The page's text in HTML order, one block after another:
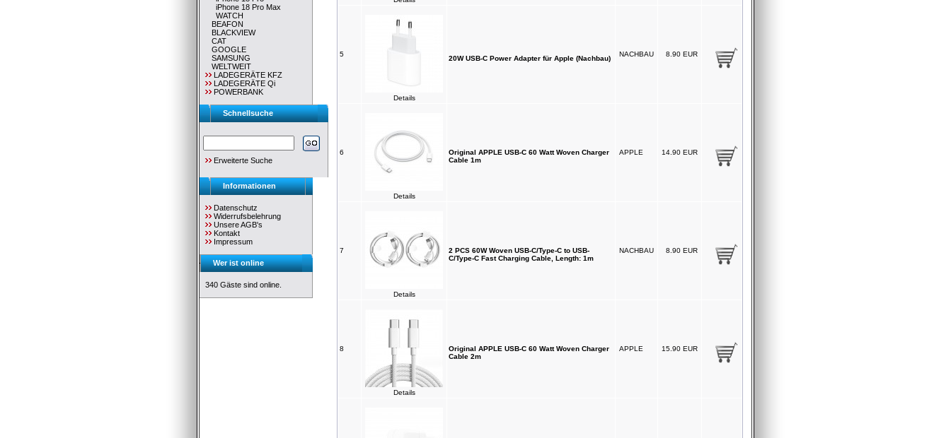
iPhone 18 Pro Max
WATCH
BEAFON
BLACKVIEW
CAT
GOOGLE
SAMSUNG
WELTWEIT
LADEGERÄTE KFZ
LADEGERÄTE Qi
POWERBANK
Schnellsuche
Erweiterte Suche
Informationen
Datenschutz
Widerrufsbelehrung
Unsere AGB's
Kontakt
Impressum
Wer ist online
340 Gäste sind online.
5
Details
20W USB-C Power Adapter für Apple (Nachbau)
NACHBAU 8.90 EUR
6
Details
Original APPLE USB-C 60 Watt Woven Charger
Cable 1m
APPLE 14.90 EUR
7
Details
2 PCS 60W Woven USB-C/Type-C to USB-
C/Type-C Fast Charging Cable, Length: 1m
NACHBAU 8.90 EUR
8
Details
Original APPLE USB-C 60 Watt Woven Charger
Cable 2m
APPLE 15.90 EUR